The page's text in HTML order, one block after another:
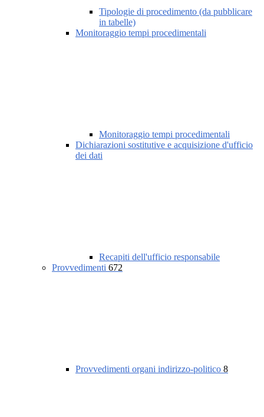
Tipologie di procedimento (da pubblicare
in tabelle)
Monitoraggio tempi procedimentali
Monitoraggio tempi procedimentali
Dichiarazioni sostitutive e acquisizione d'ufficio
dei dati
Recapiti dell'ufficio responsabile
Provvedimenti 672
Provvedimenti organi indirizzo-politico 8